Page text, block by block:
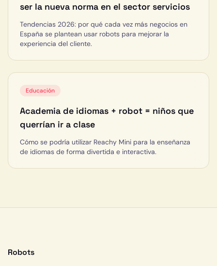
ser la nueva norma en el sector servicios
Tendencias 2026: por qué cada vez más negocios en
España se plantean usar robots para mejorar la
experiencia del cliente.
Educación
Academia de idiomas + robot = niños que
querrían ir a clase
Cómo se podría utilizar Reachy Mini para la enseñanza
de idiomas de forma divertida e interactiva.
Robots